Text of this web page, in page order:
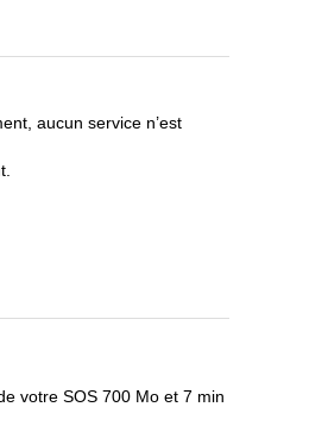
aucun service n’est
votre SOS 700 Mo et 7 min